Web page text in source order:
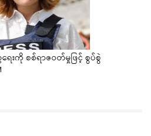
းကို စစ်ရာဇဝတ်မှုဖြင့် စွပ်စွဲ